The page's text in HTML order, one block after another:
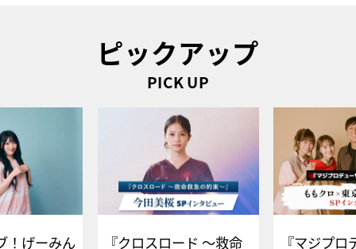
ピックアップ
PICK UP
！げーみん
『クロスロード ～救命
『マジプロ